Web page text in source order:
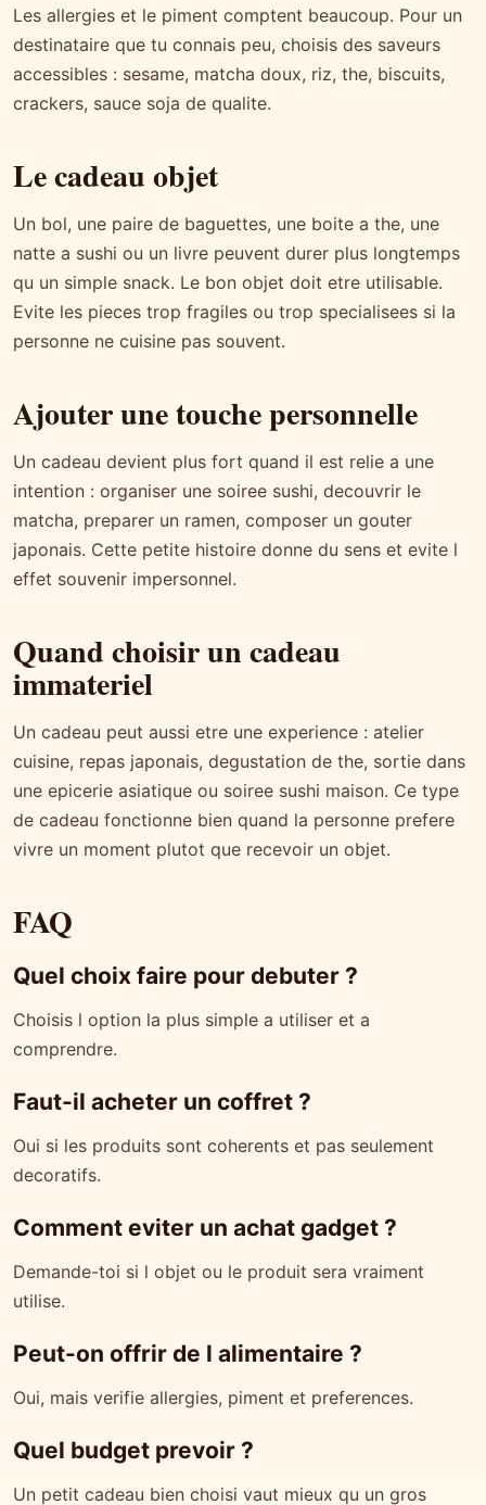
Les allergies et le piment comptent beaucoup. Pour un
destinataire que tu connais peu, choisis des saveurs
accessibles : sesame, matcha doux, riz, the, biscuits,
crackers, sauce soja de qualite.
Le cadeau objet
Un bol, une paire de baguettes, une boite a the, une
natte a sushi ou un livre peuvent durer plus longtemps
qu un simple snack. Le bon objet doit etre utilisable.
Evite les pieces trop fragiles ou trop specialisees si la
personne ne cuisine pas souvent.
Ajouter une touche personnelle
Un cadeau devient plus fort quand il est relie a une
intention : organiser une soiree sushi, decouvrir le
matcha, preparer un ramen, composer un gouter
japonais. Cette petite histoire donne du sens et evite l
effet souvenir impersonnel.
Quand choisir un cadeau
immateriel
Un cadeau peut aussi etre une experience : atelier
cuisine, repas japonais, degustation de the, sortie dans
une epicerie asiatique ou soiree sushi maison. Ce type
de cadeau fonctionne bien quand la personne prefere
vivre un moment plutot que recevoir un objet.
FAQ
Quel choix faire pour debuter ?
Choisis l option la plus simple a utiliser et a
comprendre.
Faut-il acheter un coffret ?
Oui si les produits sont coherents et pas seulement
decoratifs.
Comment eviter un achat gadget ?
Demande-toi si l objet ou le produit sera vraiment
utilise.
Peut-on offrir de l alimentaire ?
Oui, mais verifie allergies, piment et preferences.
Quel budget prevoir ?
Un petit cadeau bien choisi vaut mieux qu un gros